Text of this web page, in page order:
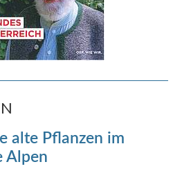
alte Pflanzen im
Alpen